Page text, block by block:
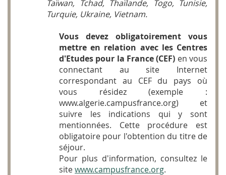
Taïwan, Tchad, Thaïlande, Togo, Tunisie,
Turquie, Ukraine, Vietnam.
Vous devez obligatoirement vous
mettre en relation avec les Centres
d'Etudes pour la France (CEF) en vous
connectant au site Internet
correspondant au CEF du pays où
vous résidez (exemple :
www.algerie.campusfrance.org) et
suivre les indications qui y sont
mentionnées. Cette procédure est
obligatoire pour l'obtention du titre de
séjour.
Pour plus d'information, consultez le
sitewww.campusfrance.org.